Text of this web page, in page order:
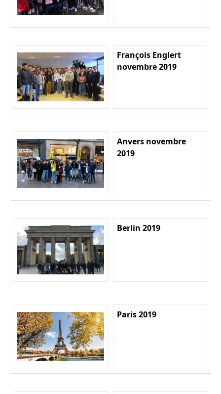
François Englert
novembre 2019
Anvers novembre
2019
Berlin 2019
Paris 2019